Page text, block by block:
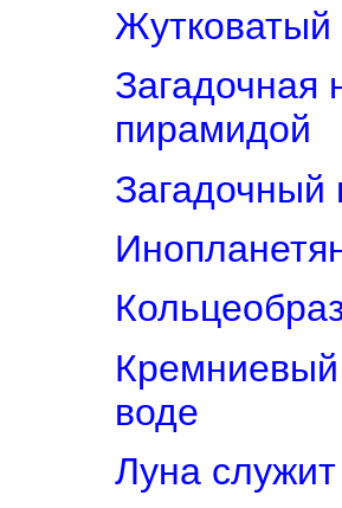
Загадочная
пирамидой
воде
Луна